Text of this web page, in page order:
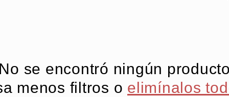
No se encontró ningún producto
menos filtros o elimínalos